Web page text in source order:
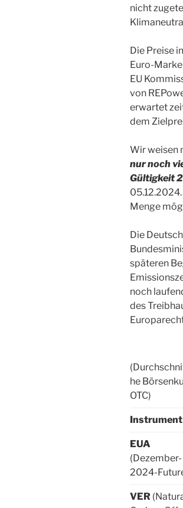
nicht
Die Preise
Euro-
EU
von
erwartet
dem
Wir weisen
nur noch
Gültigkeit
Menge
Die
späteren
noch
des
he
OTC)
Instrument
EUA
(Dezember-
2024-
VER